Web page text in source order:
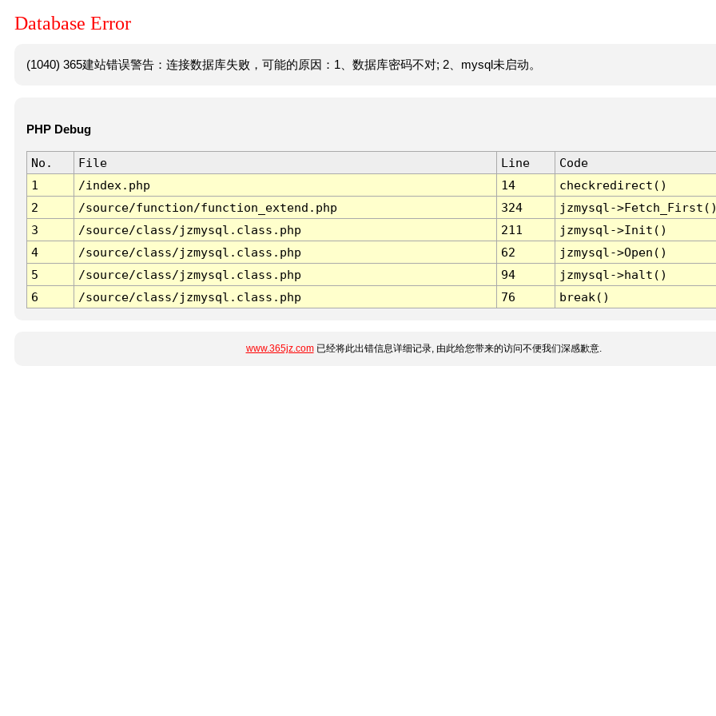
Database Error
(1040) 365建站错误警告：连接数据库失败，可能的原因：1、数据库密码不对; 2、mysql未启动。
PHP Debug
No. File Line
Code
1
/index.php 14
checkredirect()
2
/source/function/function_extend.php 324
jzmysql-
3
/source/class/jzmysql.class.php 211
jzmysql->Init()
4
/source/class/jzmysql.class.php 62
jzmysql->Open()
5
/source/class/jzmysql.class.php 94
jzmysql->halt()
6
/source/class/jzmysql.class.php 76 break()
www.365jz.com已经将此出错信息详细记录, 由此给您带来的访问不便我们深感歉意.